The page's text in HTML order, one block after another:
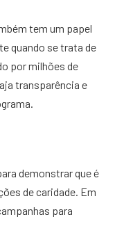
tem um papel
quando se trata de
por milhões de
transparência e
demonstrar que é
de caridade. Em
para